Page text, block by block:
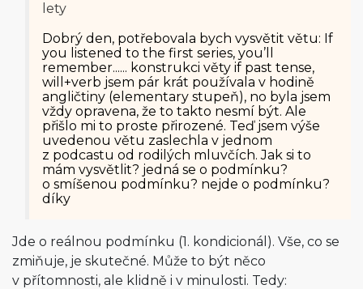
lety
Dobrý den, potřebovala bych vysvětit větu: If
you listened to the first series, you’ll
remember...... konstrukci věty if past tense,
will+verb jsem pár krát používala v hodině
angličtiny (elementary stupeň), no byla jsem
vždy opravena, že to takto nesmí být. Ale
přišlo mi to proste přirozené. Teď jsem výše
uvedenou větu zaslechla v jednom
z podcastu od rodilých mluvčích. Jak si to
mám vysvětlit? jedná se o podmínku?
o smíšenou podmínku? nejde o podmínku?
díky
Jde o reálnou podmínku (1. kondicionál). Vše, co se
zmiňuje, je skutečné. Může to být něco
v přítomnosti, ale klidně i v minulosti­. Tedy: